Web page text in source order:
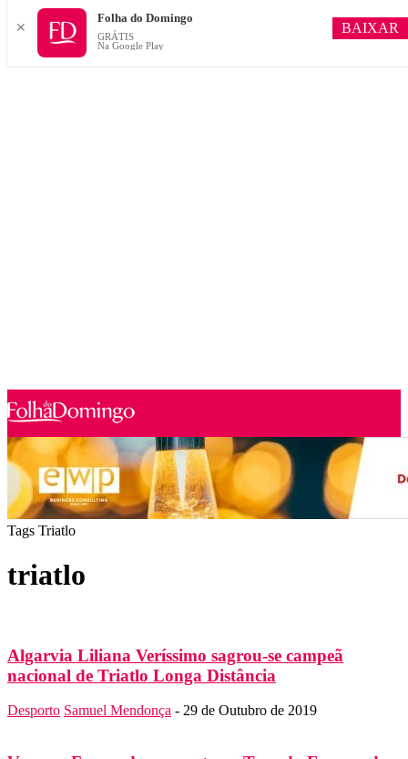
Tags Triatlo
triatlo
Algarvia Liliana Veríssimo sagrou-se campeã
nacional de Triatlo Longa Distância
Desporto Samuel Mendonça - 29 de Outubro de 2019
✕
Folha do Domingo
GRÁTIS
Na Google Play
BAIXAR